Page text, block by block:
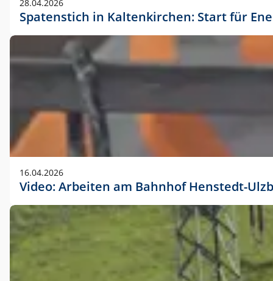
28.04.2026
Spatenstich in Kaltenkirchen: Start für
16.04.2026
Video: Arbeiten am Bahnhof Henstedt-